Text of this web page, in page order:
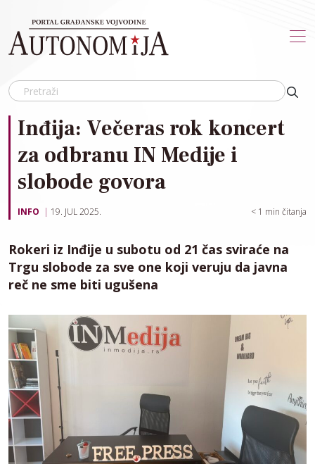
Inđija: Večeras rok koncert
za odbranu IN Medije i
slobode govora
INFO 19. JUL 2025. < 1 min čitanja
Rokeri iz Inđije u subotu od 21 čas sviraće na
Trgu slobode za sve one koji veruju da javna
reč ne sme biti ugušena